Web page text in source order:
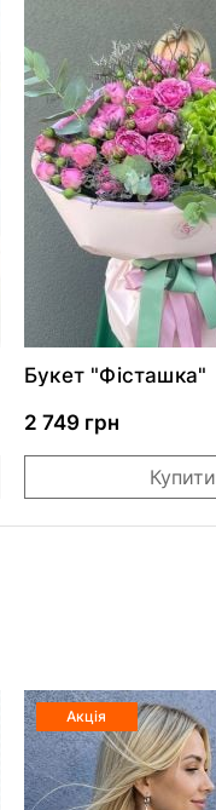
Букет "Фісташка"
2 749 грн
Купити
Акція